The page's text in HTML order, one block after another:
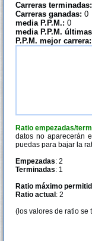
Carreras terminadas:
Carreras ganadas: 0
media P.P.M.: 0
media P.P.M.
P.P.M. mejor carrera:
Ratio empezadas/
datos no aparecerán
puedas para bajar la
Empezadas: 2
Terminadas: 1
Ratio máximo
Ratio actual : 2
(los valores de ratio se